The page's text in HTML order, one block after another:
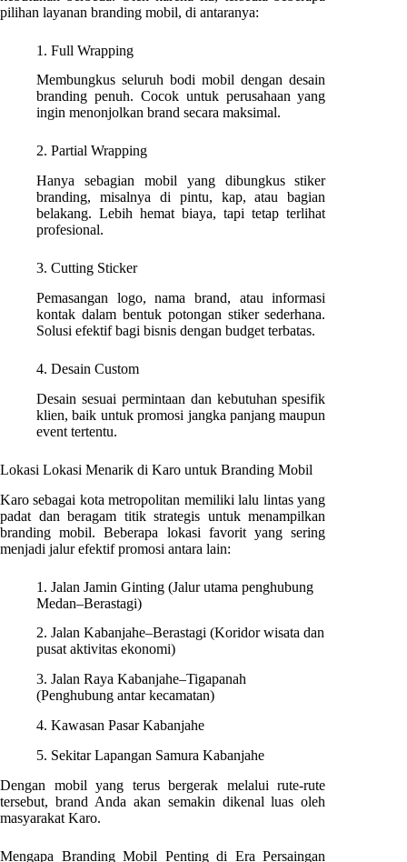
pilihan layanan branding mobil, di antaranya:
1. Full Wrapping
Membungkus seluruh bodi mobil dengan desain
branding penuh. Cocok untuk perusahaan yang
ingin menonjolkan brand secara maksimal.
2. Partial Wrapping
Hanya sebagian mobil yang dibungkus stiker
branding, misalnya di pintu, kap, atau bagian
belakang. Lebih hemat biaya, tapi tetap terlihat
profesional.
3. Cutting Sticker
Pemasangan logo, nama brand, atau informasi
kontak dalam bentuk potongan stiker sederhana.
Solusi efektif bagi bisnis dengan budget terbatas.
4. Desain Custom
Desain sesuai permintaan dan kebutuhan spesifik
klien, baik untuk promosi jangka panjang maupun
event tertentu.
Lokasi Lokasi Menarik di Karo untuk Branding Mobil
Karo sebagai kota metropolitan memiliki lalu lintas yang
padat dan beragam titik strategis untuk menampilkan
branding mobil. Beberapa lokasi favorit yang sering
menjadi jalur efektif promosi antara lain:
1. Jalan Jamin Ginting (Jalur utama penghubung
Medan–Berastagi)
2. Jalan Kabanjahe–Berastagi (Koridor wisata dan
pusat aktivitas ekonomi)
3. Jalan Raya Kabanjahe–Tigapanah
(Penghubung antar kecamatan)
4. Kawasan Pasar Kabanjahe
5. Sekitar Lapangan Samura Kabanjahe
Dengan mobil yang terus bergerak melalui rute-rute
tersebut, brand Anda akan semakin dikenal luas oleh
masyarakat Karo.
Mengapa Branding Mobil Penting di Era Persaingan